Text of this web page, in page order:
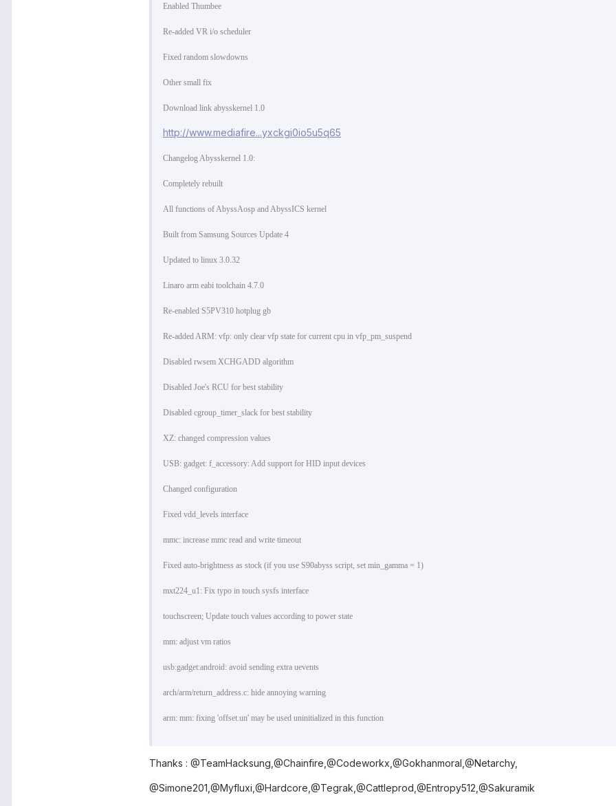
Enabled Thumbee
Re-added VR i/o scheduler
Fixed random slowdowns
Other small fix
Download link abysskernel 1.0
http://www.mediafire...yxckgi0io5u5q65
Changelog Abysskernel 1.0:
Completely rebuilt
All functions of AbyssAosp and AbyssICS kernel
Built from Samsung Sources Update 4
Updated to linux 3.0.32
Linaro arm eabi toolchain 4.7.0
Re-enabled S5PV310 hotplug gb
Re-added ARM: vfp: only clear vfp state for current cpu in vfp_pm_suspend
Disabled rwsem XCHGADD algorithm
Disabled Joe's RCU for best stability
Disabled cgroup_timer_slack for best stability
XZ: changed compression values
USB: gadget: f_accessory: Add support for HID input devices
Changed configuration
Fixed vdd_levels interface
mmc: increase mmc read and write timeout
Fixed auto-brightness as stock (if you use S90abyss script, set min_gamma = 1)
mxt224_u1: Fix typo in touch sysfs interface
touchscreen; Update touch values according to power state
mm: adjust vm ratios
usb:gadget:android: avoid sending extra uevents
arch/arm/return_address.c: hide annoying warning
arm: mm: fixing 'offset.un' may be used uninitialized in this function
Thanks : @TeamHacksung,@Chainfire,@Codeworkx,@Gokhanmoral,@Netarchy,
@Simone201,@Myfluxi,@Hardcore,@Tegrak,@Cattleprod,@Entropy512,@Sakuramik